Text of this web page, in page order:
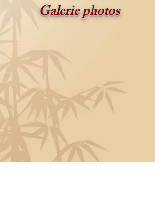
Galerie photos